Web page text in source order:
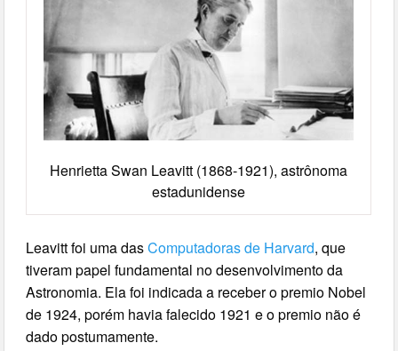
Henrietta Swan Leavitt (1868-1921), astrônoma
estadunidense
Leavitt foi uma dasComputadoras de Harvard, que
tiveram papel fundamental no desenvolvimento da
Astronomia. Ela foi indicada a receber o premio Nobel
de 1924, porém havia falecido 1921 e o premio não é
dado postumamente.